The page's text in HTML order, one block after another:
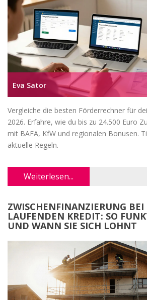
Eva Sator
Vergleiche die besten Förderrechner für
2026. Erfahre, wie du bis zu 24.500 Euro
mit BAFA, KfW und regionalen Bonusen.
aktuelle Regeln.
Weiterlesen...
ZWISCHENFINANZIERUNG
LAUFENDEN KREDIT: SO
UND WANN SIE SICH LOHNT